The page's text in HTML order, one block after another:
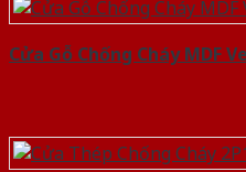
Cửa Gỗ Chống Cháy MDF